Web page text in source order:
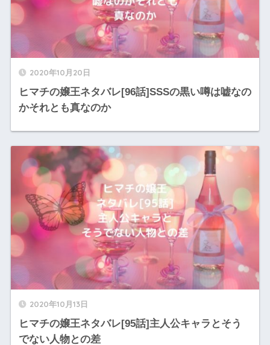
2020年10月20日
ヒマチの嬢王ネタバレ[96話]SSSの黒い噂は嘘なの
かそれとも真なのか
2020年10月13日
ヒマチの嬢王ネタバレ[95話]主人公キャラとそう
でない人物との差